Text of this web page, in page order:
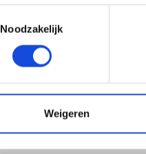
Noodzakelijk
Weigeren
Anti